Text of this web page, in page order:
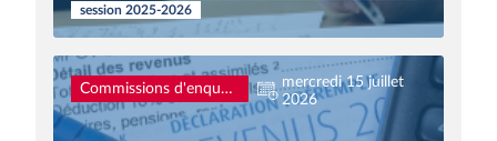
session 2025-2026
Commissions d'enquête
mercredi 15 juillet
2026